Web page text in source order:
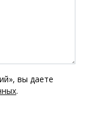
вы даете
.